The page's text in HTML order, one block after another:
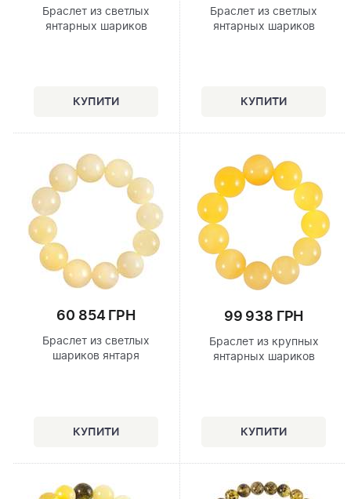
Браслет из светлых
янтарных шариков
Браслет из светлых
янтарных шариков
60 854 ГРН
Браслет из светлых
шариков янтаря
99 938 ГРН
Браслет из крупных
янтарных шариков